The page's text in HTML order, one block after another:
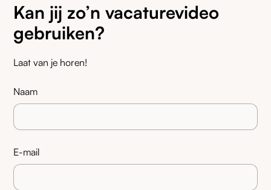
Kan jij zo’n vacaturevideo
gebruiken?
Laat van je horen!
Naam
E-mail